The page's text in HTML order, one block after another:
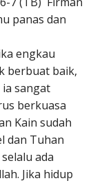
panas dan
engkau
berbuat baik,
sangat
berkuasa
Kain sudah
dan Tuhan
ada
Jika hidup